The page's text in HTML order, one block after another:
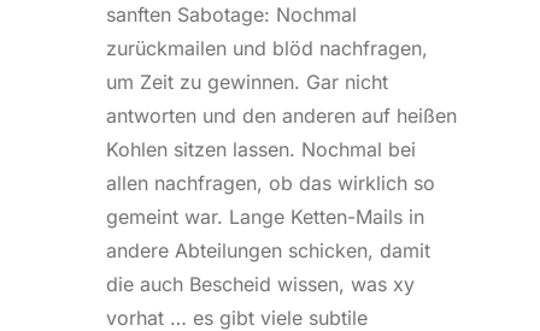
sanften Sabotage: Nochmal
zurückmailen und blöd nachfragen,
um Zeit zu gewinnen. Gar nicht
antworten und den anderen auf heißen
Kohlen sitzen lassen. Nochmal bei
allen nachfragen, ob das wirklich so
gemeint war. Lange Ketten-Mails in
andere Abteilungen schicken, damit
die auch Bescheid wissen, was xy
vorhat … es gibt viele subtile